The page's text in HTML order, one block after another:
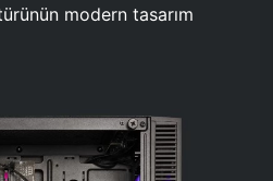
modern tasarım